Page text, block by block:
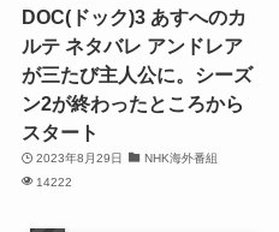
DOC(ドック)3 あすへのカ
ルテ ネタバレ アンドレア
が三たび主人公に。シーズ
ン2が終わったところから
スタート
2023年8月29日
NHK海外番組
14222